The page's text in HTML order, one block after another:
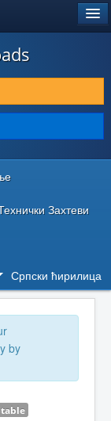
Захтеви
Српски ћирилица
by